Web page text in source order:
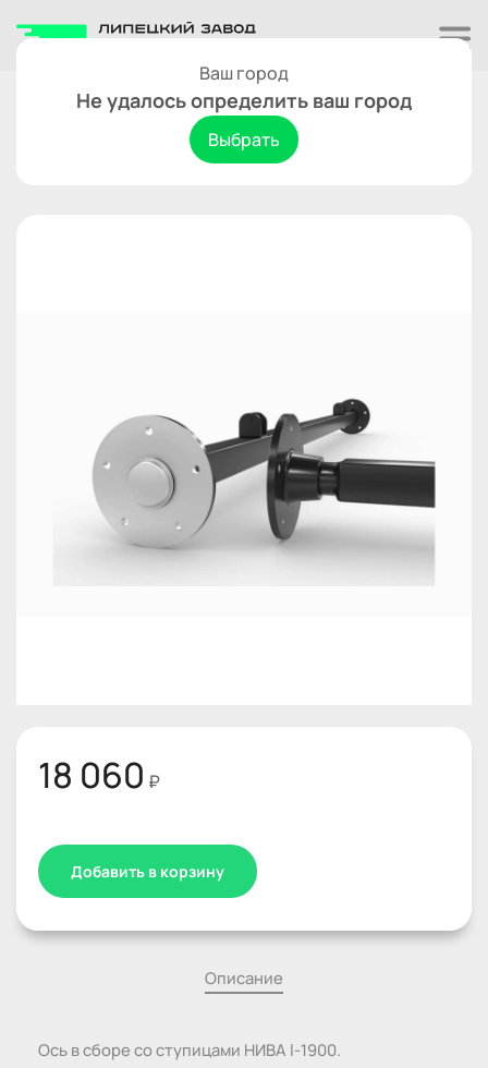
Ваш город
Не удалось определить ваш город
Выбрать
ось в сборе со ступицами
(усиленная) НИВА, L-1900 мм.
18 060 ₽
Добавить в корзину
Описание
Ось в сборе со ступицами НИВА l-1900.